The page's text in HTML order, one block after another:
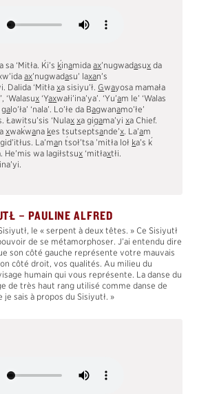
HABITATS
MATÉRIAUX
MÂT TOTÉMIQUE
ENGLISH
sa ‘Mitła. K
´i’s k´inamidaax’nugwadasux da
ax’nugwadasu’ laxan’s
Dalida ‘Mitłaxa sisiyu’ł. Gwayosa mamała
‘Walasux ‘Yaxwałi’ina’ya’. ‘Yu’am le’ ‘Walas
galo’ła’ ‘nala’. Lo’łe da Bagwanamo’łe’
Ławitsu’sis ‘Nulax xa gigama’yixa Chief.
axwak´wana kes tsutsept
´sande’x. La’am
La’mant
´soł’tsa ’mitła loł ka’s k´
He’mis wa lagiłstsux ‘mitłaxtłi.
– PAULINE ALFRED
le « serpent à deux têtes. » Ce Sisiyutł
de se métamorphoser. J’ai entendu dire
son côté gauche représente votre mauvais
côté droit, vos qualités. Au milieu du
humain qui vous représente. La danse du
de très haut rang utilisé comme danse de
je sais à propos du Sisiyutł. »